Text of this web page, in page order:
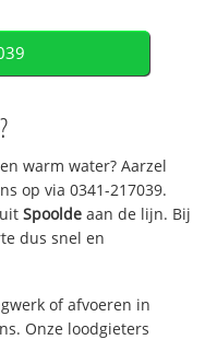
?
warm water? Aarzel
op via 0341-217039.
uitSpoolde aan de lijn. Bij
dus snel en
of afvoeren in
Onze loodgieters